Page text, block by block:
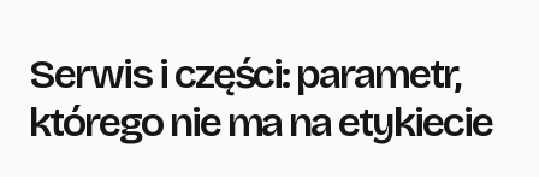
Serwis i części: parametr,
którego nie ma na etykiecie